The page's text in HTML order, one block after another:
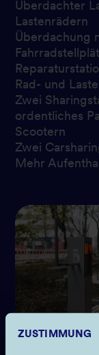
ZUSTIMMUNG
Überdachter
Lastenrädern
Überdachung
Rad- und
Zwei
ordentliches
Scootern
Zwei
Mehr